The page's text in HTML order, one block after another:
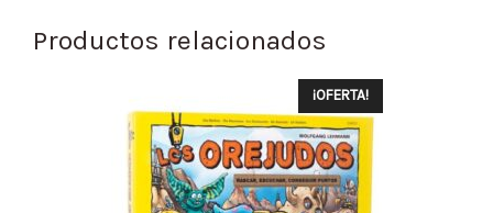
Productos relacionados
¡OFERTA!